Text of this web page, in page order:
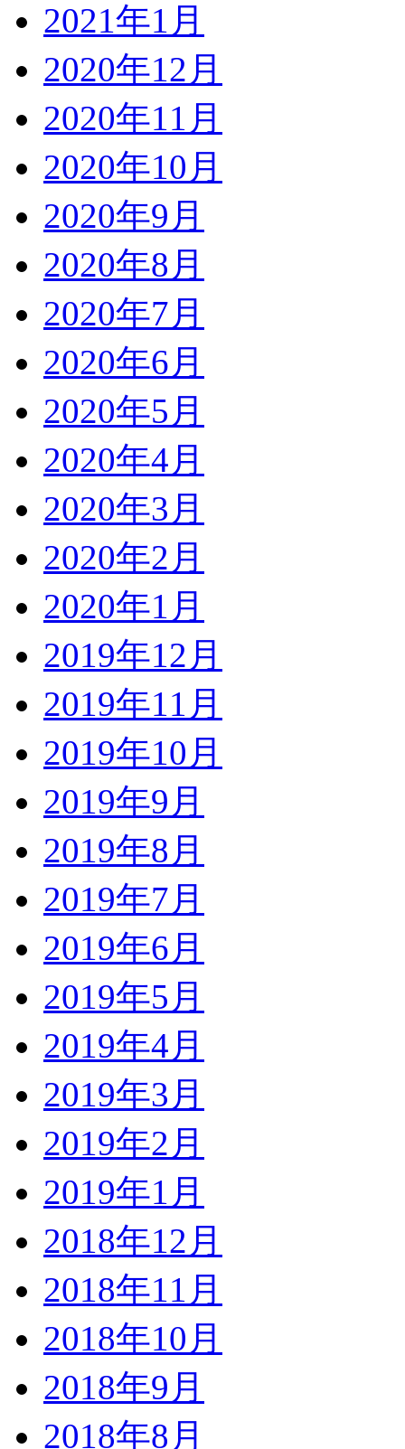
2021年1月
2020年12月
2020年11月
2020年10月
2020年9月
2020年8月
2020年7月
2020年6月
2020年5月
2020年4月
2020年3月
2020年2月
2020年1月
2019年12月
2019年11月
2019年10月
2019年9月
2019年8月
2019年7月
2019年6月
2019年5月
2019年4月
2019年3月
2019年2月
2019年1月
2018年12月
2018年11月
2018年10月
2018年9月
2018年8月